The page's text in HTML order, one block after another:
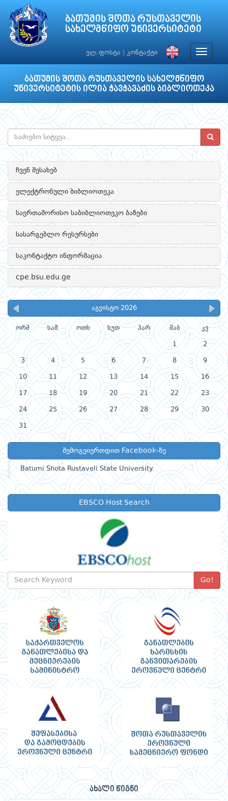
ბათუმის შოთა რუსთაველის
სახელმწიფო უნივერსიტეტი
ელ.ფოსტა კონტაქტი
Toggle
ბათუმის შოთა რუსთაველის სახელმწიფო
უნივერსიტეტის ილია ჭავჭავაძის ბიბლიოთეკა
ჩვენ შესახებ
ელექტრონული ბიბლიოთეკა
საერთაშორისო საბიბლიოთეკო ბაზები
სასარგებლო რესურსები
საკონტაქტო ინფორმაცია
cpe.bsu.edu.ge
აგვისტო 2026
ორშ სამ ოთხ ხუთ პარ შაბ კვ
1 2
3 4 5 6 7 8 9
10 11 12 13 14 15 16
17 18 19 20 21 22 23
24 25 26 27 28 29 30
31
შემოგვიერთდით Facebook-ზე
Batumi Shota Rustaveli State University.
EBSCO Host Search
Go!
ახალი წიგნი